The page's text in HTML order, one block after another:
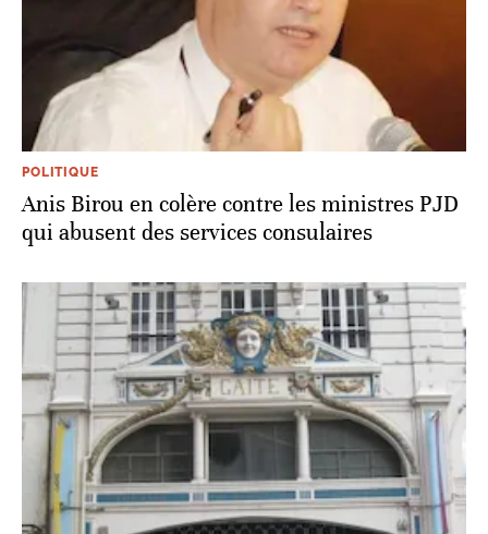
POLITIQUE
Anis Birou en colère contre les ministres PJD
qui abusent des services consulaires